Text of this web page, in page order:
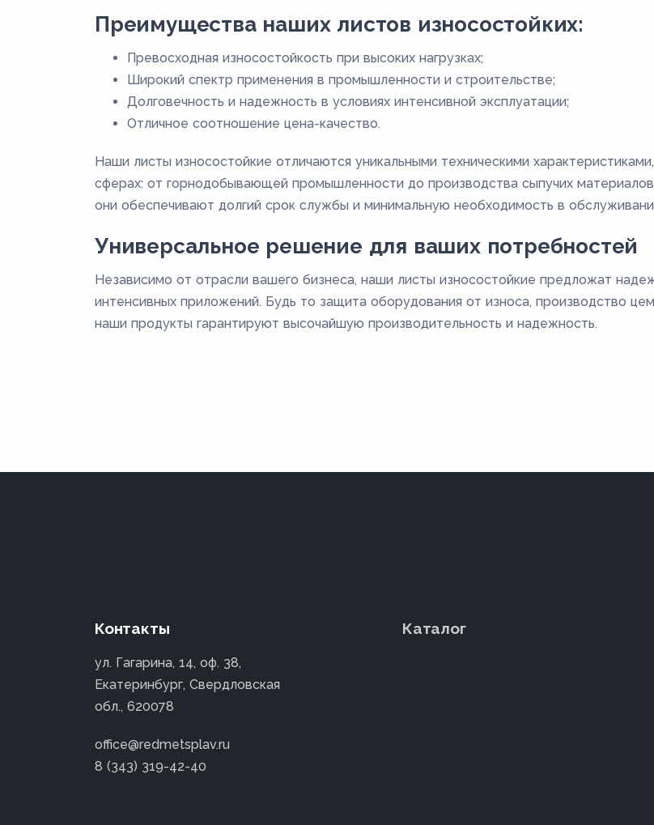
Преимущества наших листов износостойких:
Превосходная износостойкость при высоких нагрузках;
Широкий спектр применения в промышленности и строительстве;
Долговечность и надежность в условиях интенсивной эксплуатации;
Отличное соотношение цена-качество.
Наши листы износостойкие отличаются уникальными техническими
сферах: от горнодобывающей промышленности до производства сыпучих
они обеспечивают долгий срок службы и минимальную необходимость в
Универсальное решение для ваших потребностей
Независимо от отрасли вашего бизнеса, наши листы износостойкие предложат
интенсивных приложений. Будь то защита оборудования от износа, производство
наши продукты гарантируют высочайшую производительность и надежность.
Контакты
ул. Гагарина, 14, оф. 38,
Екатеринбург, Свердловская
обл., 620078
office@redmetsplav.ru
8 (343) 319-42-40
Каталог